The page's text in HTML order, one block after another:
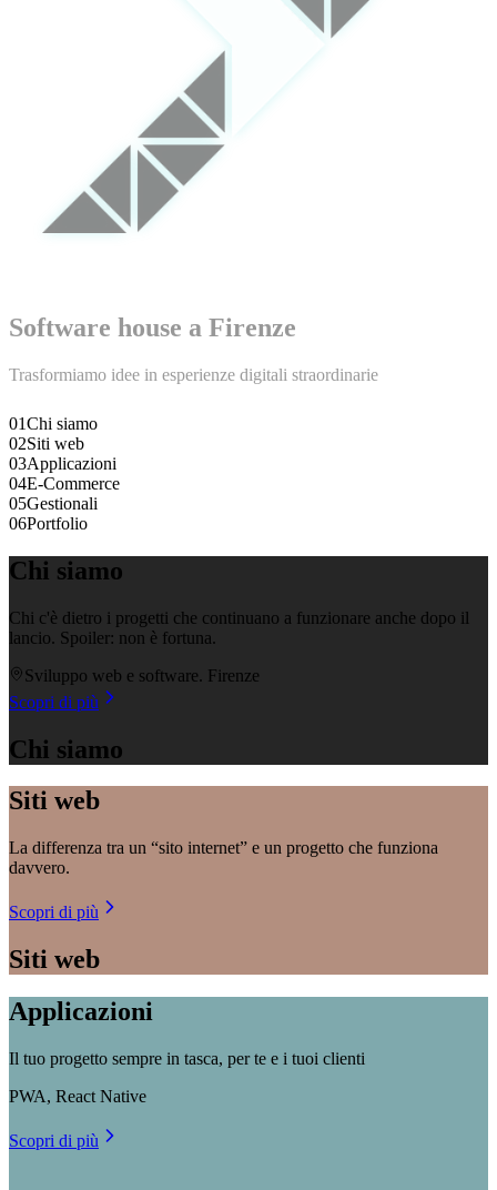
Software house a Firenze
Trasformiamo idee in esperienze digitali straordinarie
01Chi siamo
02Siti web
03Applicazioni
04E-Commerce
05Gestionali
06Portfolio
Chi siamo
Chi c'è dietro i progetti che continuano a funzionare anche dopo il
lancio. Spoiler: non è fortuna.
Sviluppo web e software. Firenze
Scopri di più
Chi siamo
Siti web
La differenza tra un “sito internet” e un progetto che funziona
davvero.
Scopri di più
Siti web
Applicazioni
Il tuo progetto sempre in tasca, per te e i tuoi clienti
PWA, React Native
Scopri di più